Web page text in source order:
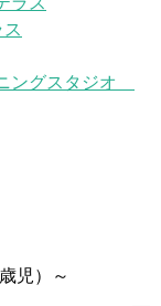
ングスタジオ
児）～